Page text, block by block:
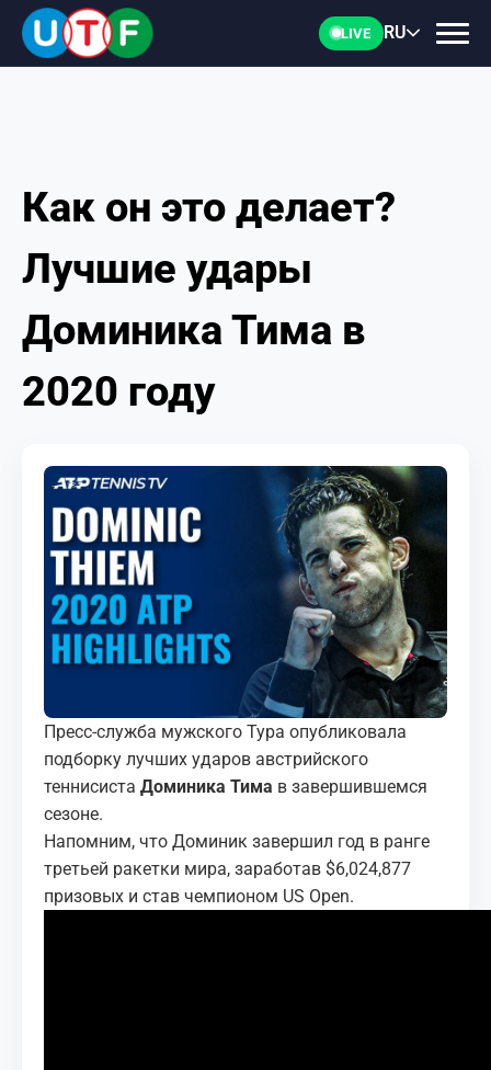
LIVE RU
ГЛАВНАЯ
ФТУ
НОВОСТИ
ДОКУМЕНТЫ
КОРТЫ
КОНТАКТЫ
Как он это делает?
Лучшие удары
Доминика Тима в
2020 году
Пресс-служба мужского Тура опубликовала
подборку лучших ударов австрийского
теннисиста Доминика Тима в завершившемся
сезоне.
Напомним, что Доминик завершил год в ранге
третьей ракетки мира, заработав $6,024,877
призовых и став чемпионом US Open.